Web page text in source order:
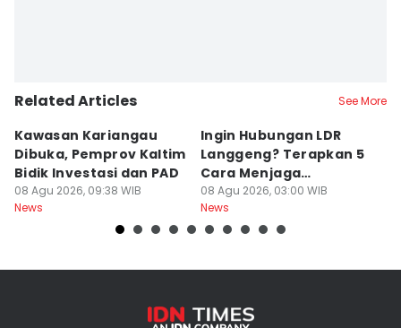
Related Articles See More
Kawasan Kariangau
Dibuka, Pemprov Kaltim
Bidik Investasi dan PAD
08 Agu 2026, 09:38 WIB
News
Ingin Hubungan LDR
Langgeng? Terapkan 5
Cara Menjaga
Kesetiaan Ini
08 Agu 2026, 03:00 WIB
News